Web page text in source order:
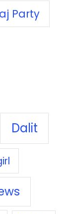
Party
Dalit